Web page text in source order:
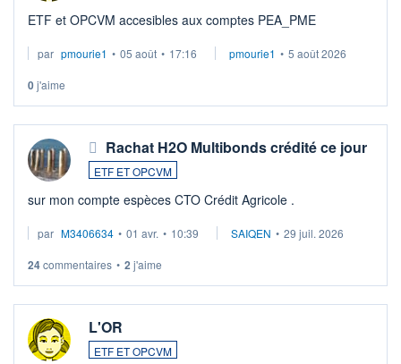
ETF et OPCVM accesibles aux comptes PEA_PME
par pmourie1 • 05 août • 17:16 pmourie1 • 5 août 2026
0j'aime
Rachat H2O Multibonds crédité ce jour
ETF ET OPCVM
sur mon compte espèces CTO Crédit Agricole .
par M3406634 • 01 avr. • 10:39 SAIQEN • 29 juil. 2026
24commentaires • 2 j'aime
L'OR
ETF ET OPCVM